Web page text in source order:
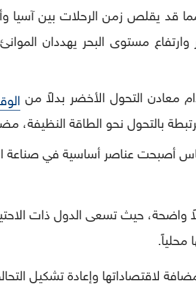
قد يقلص زمن الرحلات بين آسيا
مستوى البحر يهددان
معادن التحول الأخضر بدلاً من
بالتحول نحو الطاقة النظيفة،
أصبحت عناصر أساسية في صناعة
واضحة، حيث تسعى الدول ذات
محلياً.
لاقتصاداتها وإعادة تشكيل